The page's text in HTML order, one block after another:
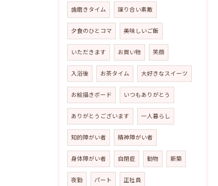
歯磨きタイム 譲り合い素敵
夕食のひとコマ 美味しいご飯
いただきます お買い物 笑顔
入浴後 お茶タイム 大好きなスイーツ
お絵描きボード いつもありがとう
ありがとうございます 一人暮らし
知的障がい者 精神障がい者
身体障がい者 自閉症 動物 新築
夜勤 パート 正社員